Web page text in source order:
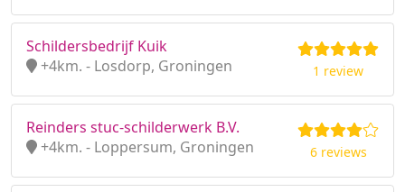
Schildersbedrijf Kuik
+4km. - Losdorp, Groningen
1 review
Reinders stuc-schilderwerk B.V.
+4km. - Loppersum, Groningen
6 reviews